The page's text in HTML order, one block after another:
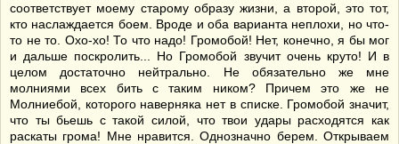
соответствует моему старому образу жизни, а второй, это тот,
кто наслаждается боем. Вроде и оба варианта неплохи, но что-
то не то. Охо-хо! То что надо! Громобой! Нет, конечно, я бы мог
и дальше поскролить... Но Громобой звучит очень круто! И в
целом достаточно нейтрально. Не обязательно же мне
молниями всех бить с таким ником? Причем это же не
Молниебой, которого наверняка нет в списке. Громобой значит,
что ты бьешь с такой силой, что твои удары расходятся как
раскаты грома! Мне нравится. Однозначно берем. Открываем